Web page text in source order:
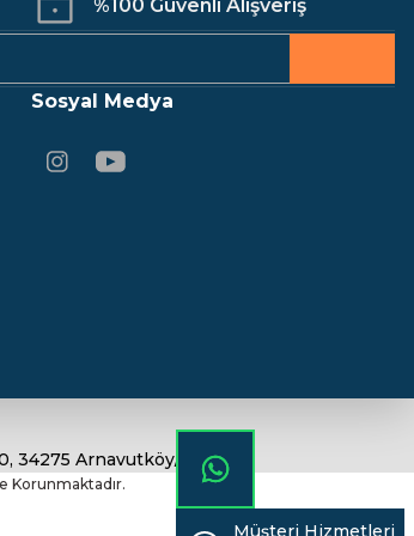
%100 Güvenli Alışveriş
Sosyal Medya
34275 Arnavutköy/İstanbul
Korunmaktadır.
Müşteri Hizmetleri